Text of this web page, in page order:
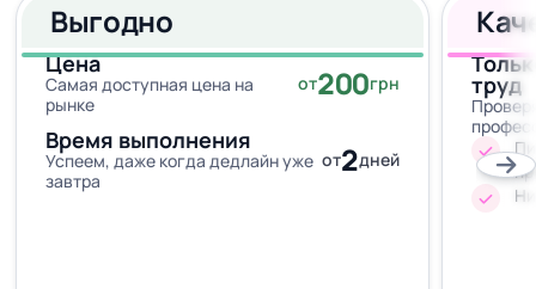
Выгодно
Цена
Самая доступная цена на
рынке
от200грн
Время выполнения
Успеем, даже когда дедлайн уже
завтра
от2дней
труд